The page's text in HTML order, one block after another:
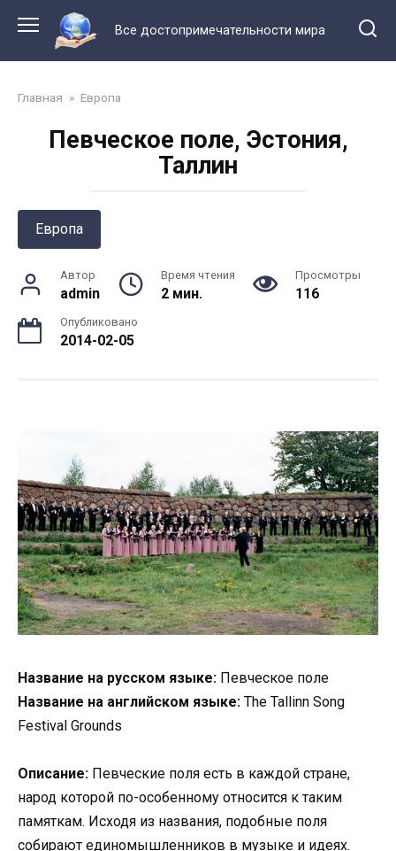
контенту
Все достопримечательности мира
Главная » Европа
Певческое поле, Эстония,
Таллин
Европа
Автор
admin
Время чтения
2 мин.
Просмотры
116
Опубликовано
2014-02-05
Название на русском языке: Певческое поле
Название на английском языке: The Tallinn Song
Festival Grounds
Описание: Певческие поля есть в каждой стране,
народ которой по-особенному относится к таким
памяткам. Исходя из названия, подобные поля
собирают единомышленников в музыке и идеях.